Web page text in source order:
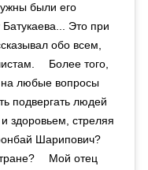
были его
Это при
обо всем,
⠀ Более того,
на любые вопросы
подвергать людей
здоровьем, стреляя
Шарипович?
⠀ Мой отец